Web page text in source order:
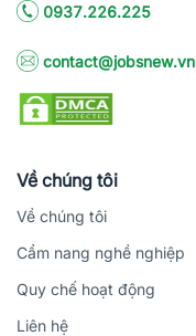
0937.226.225
contact@jobsnew.vn
Về chúng tôi
Về chúng tôi
Cẩm nang nghề nghiệp
Quy chế hoạt động
Liên hệ